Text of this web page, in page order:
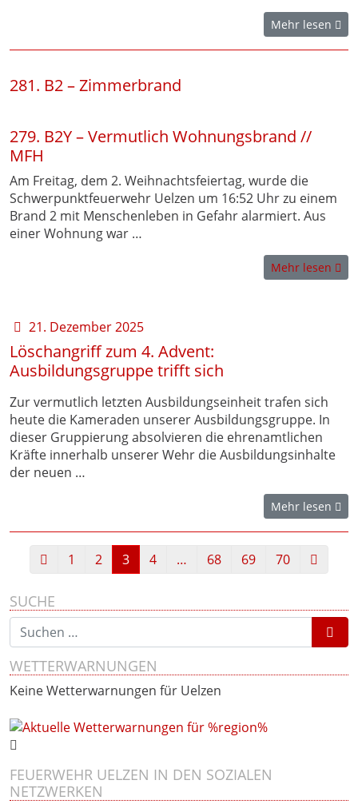
Mehr lesen
281. B2 – Zimmerbrand
279. B2Y – Vermutlich Wohnungsbrand //
MFH
Am Freitag, dem 2. Weihnachtsfeiertag, wurde die
Schwerpunktfeuerwehr Uelzen um 16:52 Uhr zu einem
Brand 2 mit Menschenleben in Gefahr alarmiert. Aus
einer Wohnung war …
Mehr lesen
21. Dezember 2025
Löschangriff zum 4. Advent:
Ausbildungsgruppe trifft sich
Zur vermutlich letzten Ausbildungseinheit trafen sich
heute die Kameraden unserer Ausbildungsgruppe. In
dieser Gruppierung absolvieren die ehrenamtlichen
Kräfte innerhalb unserer Wehr die Ausbildungsinhalte
der neuen …
Mehr lesen
Neuere Artikel
1 2 3 4 … 68 69 70 Ältere
SUCHE
Suchen nach:
WETTERWARNUNGEN
Keine Wetterwarnungen für Uelzen
FEUERWEHR UELZEN IN DEN SOZIALEN
NETZWERKEN